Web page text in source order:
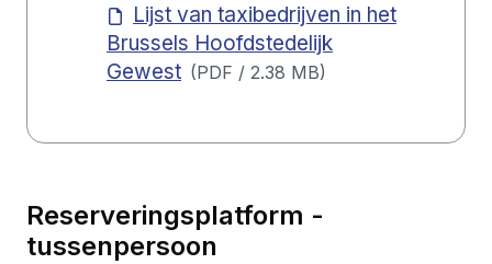
Lijst van taxibedrijven in het
Brussels Hoofdstedelijk
Gewest (PDF / 2.38 MB)
Reserveringsplatform -
tussenpersoon